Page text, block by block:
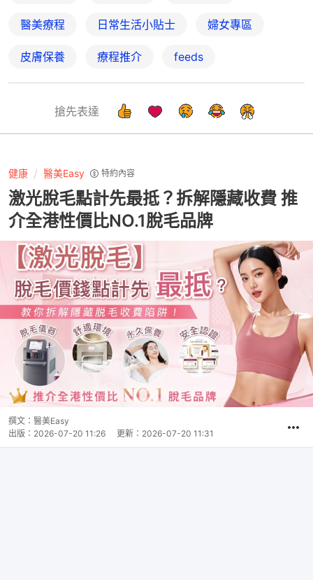
醫美療程 日常生活小貼士 婦女專區
皮膚保養 療程推介 feeds
搶先表達
健康 醫美Easy 特約內容
激光脫毛點計先最抵？拆解隱藏收費 推
介全港性價比NO.1脫毛品牌
撰文： 醫美Easy
出版： 2026-07-20 11:26 更新： 2026-07-20 11:31